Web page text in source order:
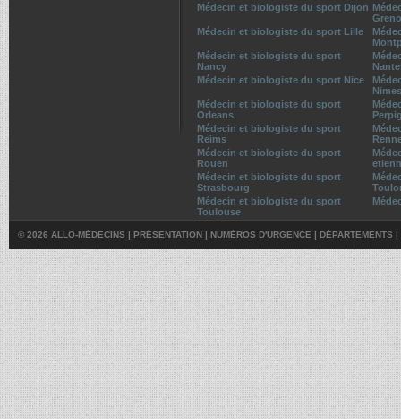
Médecin et biologiste du sport Dijon
Médecin et biologiste du sport Lille
Médecin et biologiste du sport
Nancy
Médecin et biologiste du sport Nice
Nimes
Médecin et biologiste du sport
Orleans
Médecin et biologiste du sport
Reims
Médecin et biologiste du sport
Rouen
Médecin et biologiste du sport
Strasbourg
Médecin et biologiste du sport
Toulouse
© 2026 ALLO-MÉDECINS | PRÉSENTATION | NUMÉROS D'URGENCE | DÉPARTEMENTS |